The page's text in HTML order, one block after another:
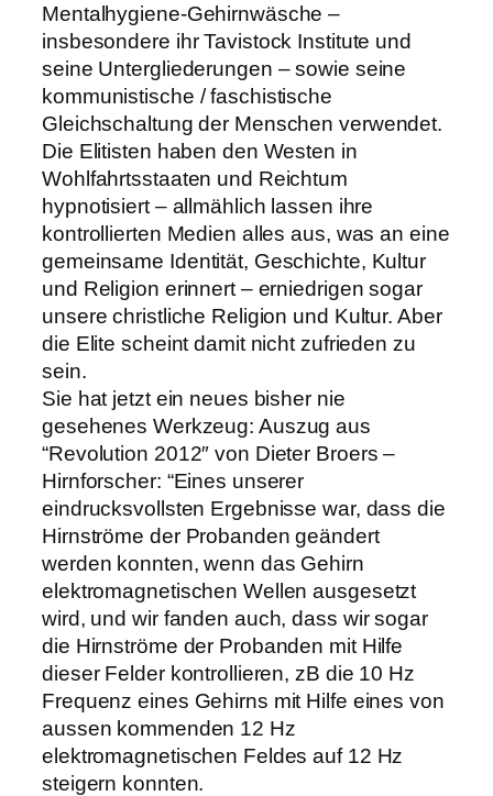
Mentalhygiene-Gehirnwäsche –
insbesondere ihr Tavistock Institute und
seine Untergliederungen – sowie seine
kommunistische / faschistische
Gleichschaltung der Menschen verwendet.
Die Elitisten haben den Westen in
Wohlfahrtsstaaten und Reichtum
hypnotisiert – allmählich lassen ihre
kontrollierten Medien alles aus, was an eine
gemeinsame Identität, Geschichte, Kultur
und Religion erinnert – erniedrigen sogar
unsere christliche Religion und Kultur. Aber
die Elite scheint damit nicht zufrieden zu
sein.
Sie hat jetzt ein neues bisher nie
gesehenes Werkzeug: Auszug aus
“Revolution 2012″ von Dieter Broers –
Hirnforscher: “Eines unserer
eindrucksvollsten Ergebnisse war, dass die
Hirnströme der Probanden geändert
werden konnten, wenn das Gehirn
elektromagnetischen Wellen ausgesetzt
wird, und wir fanden auch, dass wir sogar
die Hirnströme der Probanden mit Hilfe
dieser Felder kontrollieren, zB die 10 Hz
Frequenz eines Gehirns mit Hilfe eines von
aussen kommenden 12 Hz
elektromagnetischen Feldes auf 12 Hz
steigern konnten.